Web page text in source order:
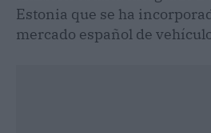
Estonia que se ha
mercado español de